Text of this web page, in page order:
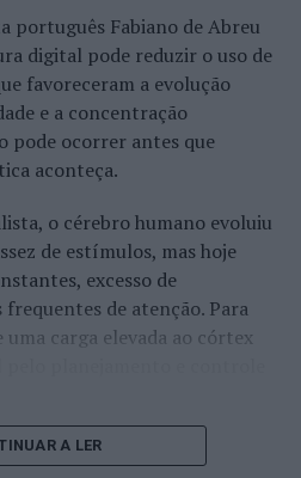
português Fabiano de Abreu
digital pode reduzir o uso de
favoreceram a evolução
e a concentração
pode ocorrer antes que
aconteça.
o cérebro humano evoluiu
de estímulos, mas hoje
excesso de
de atenção. Para
carga elevada ao córtex
plataformas digitais também
A LER